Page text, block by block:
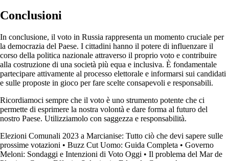
Conclusioni
In conclusione, il voto in Russia rappresenta un momento cruciale per
la democrazia del Paese. I cittadini hanno il potere di influenzare il
corso della politica nazionale attraverso il proprio voto e contribuire
alla costruzione di una società più equa e inclusiva. È fondamentale
partecipare attivamente al processo elettorale e informarsi sui candidati
e sulle proposte in gioco per fare scelte consapevoli e responsabili.
Ricordiamoci sempre che il voto è uno strumento potente che ci
permette di esprimere la nostra volontà e dare forma al futuro del
nostro Paese. Utilizziamolo con saggezza e responsabilità.
Elezioni Comunali 2023 a Marcianise: Tutto ciò che devi sapere sulle
prossime votazioni • Buzz Cut Uomo: Guida Completa • Governo
Meloni: Sondaggi e Intenzioni di Voto Oggi • Il problema del Mar de